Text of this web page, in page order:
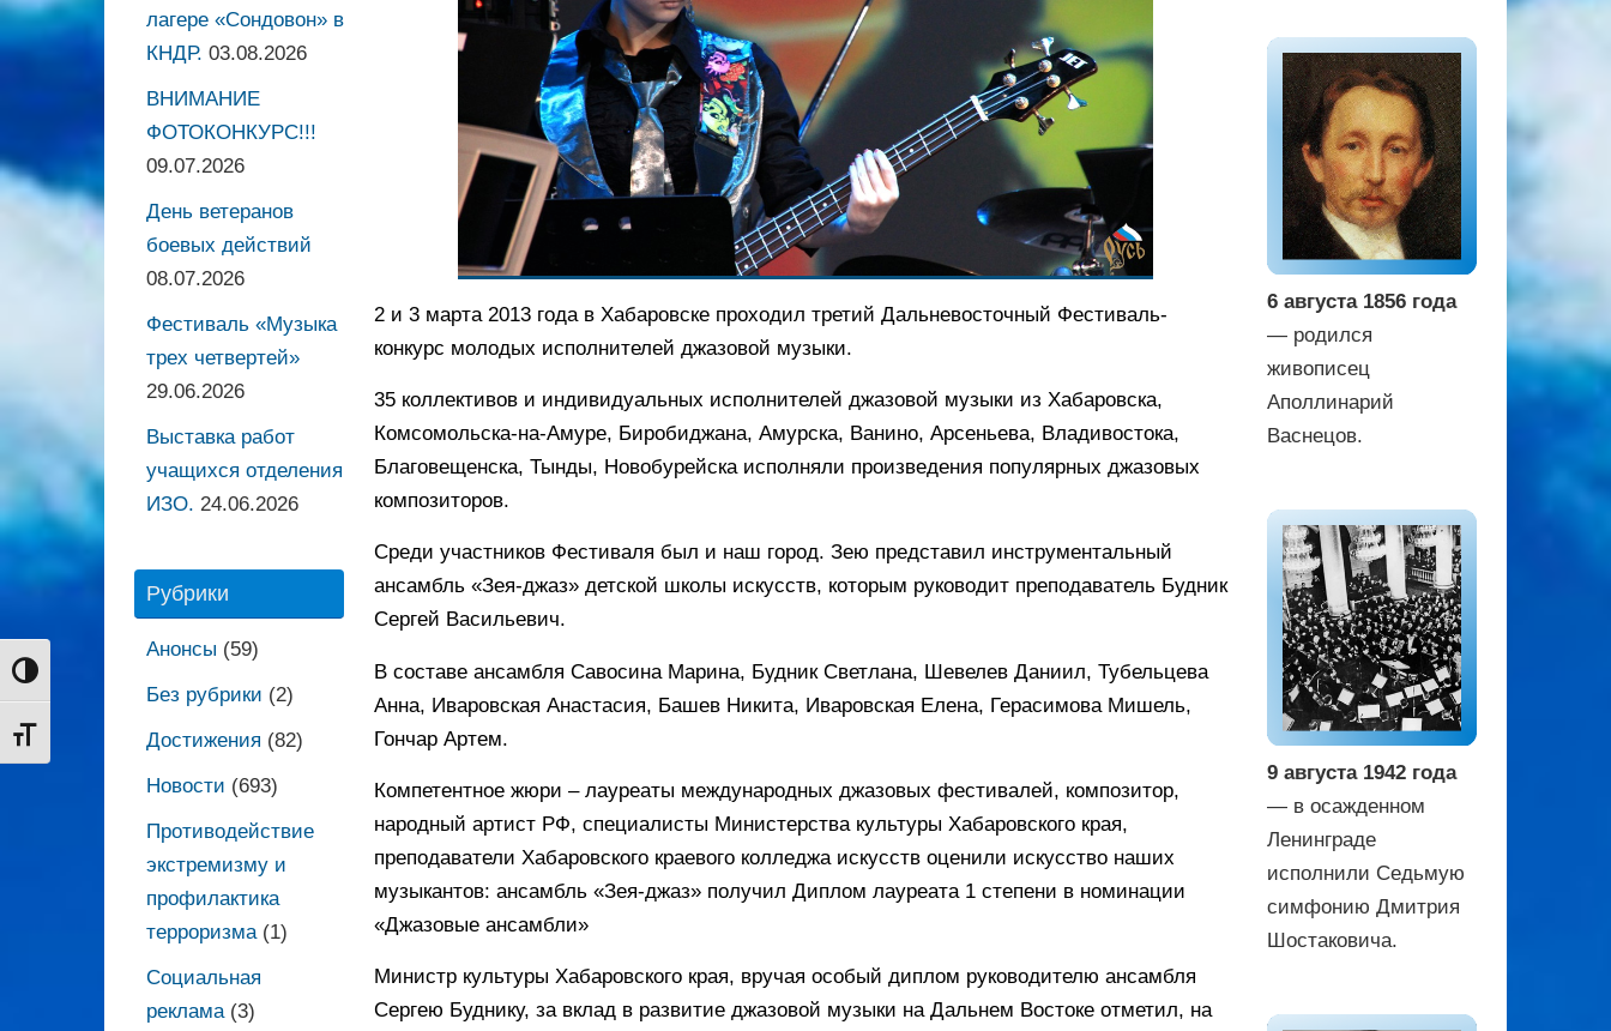
Переключить на высокую контрастность
Переключить на увеличенный шрифт
2 и 3 марта 2013 года в Хабаровске проходил третий Дальневосточный Фестиваль-
конкурс молодых исполнителей джазовой музыки.
35 коллективов и индивидуальных исполнителей джазовой музыки из Хабаровска,
Комсомольска-на-Амуре, Биробиджана, Амурска, Ванино, Арсеньева, Владивостока,
Благовещенска, Тынды, Новобурейска исполняли произведения популярных джазовых
композиторов.
Среди участников Фестиваля был и наш город. Зею представил инструментальный
ансамбль «Зея-джаз» детской школы искусств, которым руководит преподаватель Будник
Сергей Васильевич.
В составе ансамбля Савосина Марина, Будник Светлана, Шевелев Даниил, Тубельцева
Анна, Иваровская Анастасия, Башев Никита, Иваровская Елена, Герасимова Мишель,
Гончар Артем.
Компетентное жюри – лауреаты международных джазовых фестивалей, композитор,
народный артист РФ, специалисты Министерства культуры Хабаровского края,
преподаватели Хабаровского краевого колледжа искусств оценили искусство наших
музыкантов: ансамбль «Зея-джаз» получил Диплом лауреата 1 степени в номинации
«Джазовые ансамбли»
Министр культуры Хабаровского края, вручая особый диплом руководителю ансамбля
Сергею Буднику, за вклад в развитие джазовой музыки на Дальнем Востоке отметил, на
лагере «Сондовон» в
КНДР. 03.08.2026
ВНИМАНИЕ
ФОТОКОНКУРС!!!
09.07.2026
День ветеранов
боевых действий
08.07.2026
Фестиваль «Музыка
трех четвертей»
29.06.2026
Выставка работ
учащихся отделения
ИЗО. 24.06.2026
Рубрики
Анонсы (59)
Без рубрики (2)
Достижения (82)
Новости (693)
Противодействие
экстремизму и
профилактика
терроризма(1)
Социальная
реклама(3)
6 августа 1856 года
— родился
живописец
Аполлинарий
Васнецов.
9 августа 1942 года
— в осажденном
Ленинграде
исполнили Седьмую
симфонию Дмитрия
Шостаковича.